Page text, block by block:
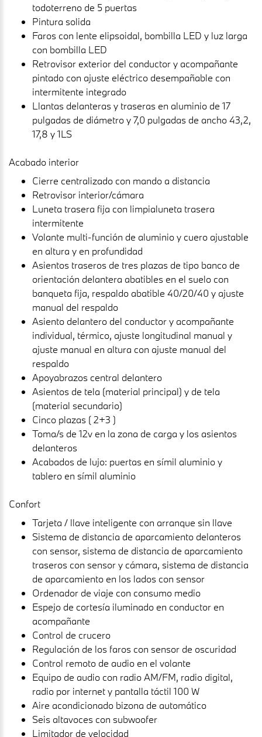
todoterreno de 5 puertas
Pintura solida
Faros con lente elipsoidal, bombilla LED y luz larga
con bombilla LED
Retrovisor exterior del conductor y acompañante
pintado con ajuste eléctrico desempañable con
intermitente integrado
Llantas delanteras y traseras en aluminio de 17
pulgadas de diámetro y 7,0 pulgadas de ancho 43,2,
17,8 y 1LS
Acabado interior
Cierre centralizado con mando a distancia
Retrovisor interior/cámara
Luneta trasera fija con limpialuneta trasera
intermitente
Volante multi-función de aluminio y cuero ajustable
en altura y en profundidad
Asientos traseros de tres plazas de tipo banco de
orientación delantera abatibles en el suelo con
banqueta fija, respaldo abatible 40/20/40 y ajuste
manual del respaldo
Asiento delantero del conductor y acompañante
individual, térmico, ajuste longitudinal manual y
ajuste manual en altura con ajuste manual del
respaldo
Apoyabrazos central delantero
Asientos de tela (material principal) y de tela
(material secundario)
Cinco plazas ( 2+3 )
Toma/s de 12v en la zona de carga y los asientos
delanteros
Acabados de lujo: puertas en símil aluminio y
tablero en símil aluminio
Confort
Tarjeta / llave inteligente con arranque sin llave
Sistema de distancia de aparcamiento delanteros
con sensor, sistema de distancia de aparcamiento
traseros con sensor y cámara, sistema de distancia
de aparcamiento en los lados con sensor
Ordenador de viaje con consumo medio
Espejo de cortesía iluminado en conductor en
acompañante
Control de crucero
Regulación de los faros con sensor de oscuridad
Control remoto de audio en el volante
Equipo de audio con radio AM/FM, radio digital,
radio por internet y pantalla táctil 100 W
Aire acondicionado bizona de automático
Seis altavoces con subwoofer
Limitador de velocidad